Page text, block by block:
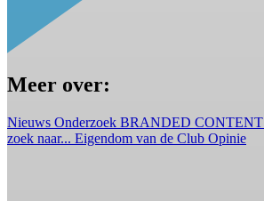
Meer over:
Nieuws Onderzoek BRANDED CONTENT
zoek naar... Eigendom van de Club Opinie